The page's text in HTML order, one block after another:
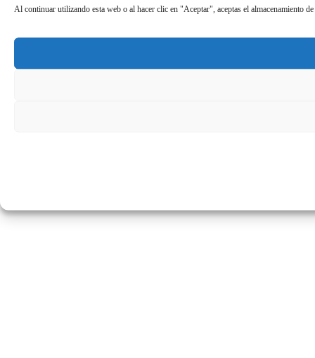
Al continuar utilizando esta web o al hacer clic en "Aceptar", aceptas el almacenamiento